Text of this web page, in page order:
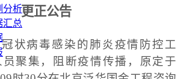
分析
汇总
更正公告
状病毒感染的肺炎疫情防控工
聚集，阻断疫情传播，原定于